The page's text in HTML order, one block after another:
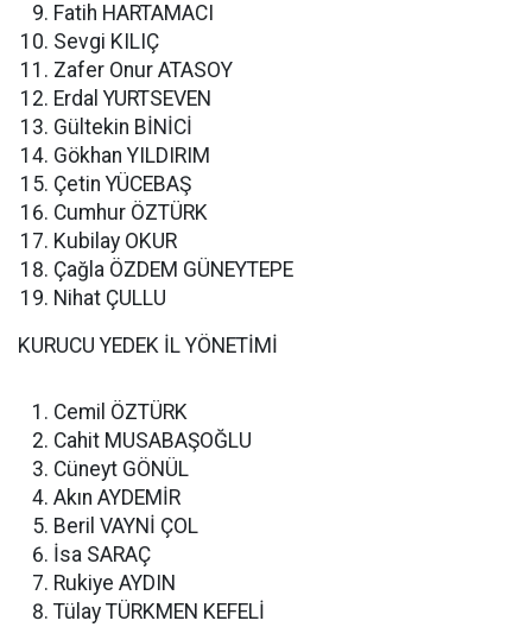
Fatih HARTAMACI
Sevgi KILIÇ
Zafer Onur ATASOY
Erdal YURTSEVEN
Gültekin BİNİCİ
Gökhan YILDIRIM
Çetin YÜCEBAŞ
Cumhur ÖZTÜRK
Kubilay OKUR
Çağla ÖZDEM GÜNEYTEPE
Nihat ÇULLU
KURUCU YEDEK İL YÖNETİMİ
Cemil ÖZTÜRK
Cahit MUSABAŞOĞLU
Cüneyt GÖNÜL
Akın AYDEMİR
Beril VAYNİ ÇOL
İsa SARAÇ
Rukiye AYDIN
Tülay TÜRKMEN KEFELİ